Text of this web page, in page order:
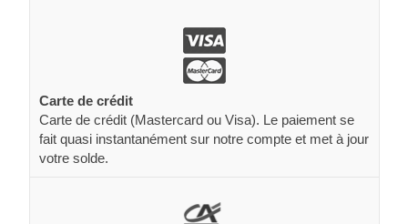
Carte de crédit
Carte de crédit (Mastercard ou Visa). Le paiement se
fait quasi instantanément sur notre compte et met à jour
votre solde.